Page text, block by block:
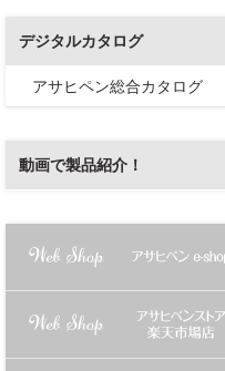
デジタルカタログ
アサヒペン総合カタログ
動画で製品紹介！